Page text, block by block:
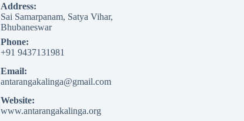
Address:
Sai Samarpanam, Satya Vihar,
Bhubaneswar
Phone:
+91 9437131981
Email:
antarangakalinga@gmail.com
Website:
www.antarangakalinga.org